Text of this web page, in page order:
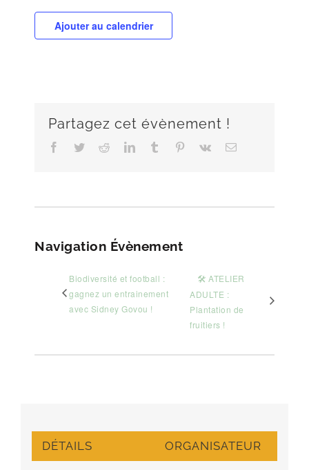
Ajouter au calendrier
Partagez cet évènement !
Facebook
TwitterRedditLinkedInTumblr Pinterest
Vk Email
Navigation Évènement
Biodiversité et football :
gagnez un entrainement
avec Sidney Govou !
🛠️ ATELIER
ADULTE :
Plantation de
fruitiers !
DÉTAILS ORGANISATEUR